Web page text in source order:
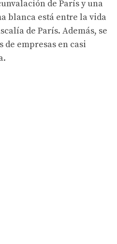
de París y una
blanca está entre la vida
de París. Además, se
de empresas en casi